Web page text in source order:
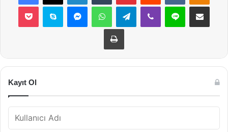
Pocket Skype MessengerWhatsAppTelegramViber Line E-Posta ile
Yazdır
Kayıt Ol